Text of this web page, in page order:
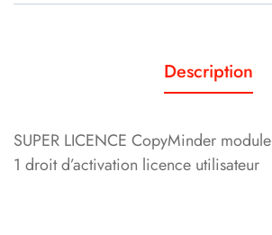
Description
SUPER LICENCE CopyMinder
1 droit d’activation licence utilisateur